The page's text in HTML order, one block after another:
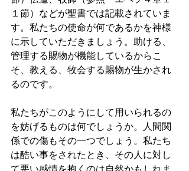
１節）などが聖書では記載されていま
す。私たちの使命が何であるかを神様
に示していただきましょう。助ける、
管理する賜物が機能しているからこ
そ、教える、牧会する賜物が生かされ
るのです。
私たちがこのようにして用いられるの
を妨げるものは何でしょうか。人間関
係での傷もその一つでしょう。私たち
は酷い事をされたとき、その人に対し